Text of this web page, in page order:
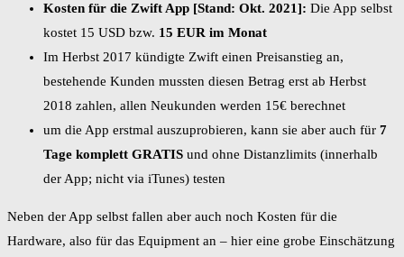
Kosten für die Zwift App [Stand: Okt. 2021]: Die App selbst
kostet 15 USD bzw. 15 EUR im Monat
Im Herbst 2017 kündigte Zwift einen Preisanstieg an,
bestehende Kunden mussten diesen Betrag erst ab Herbst
2018 zahlen, allen Neukunden werden 15€ berechnet
um die App erstmal auszuprobieren, kann sie aber auch für 7
Tage komplett GRATIS und ohne Distanzlimits (innerhalb
der App; nicht via iTunes) testen
Neben der App selbst fallen aber auch noch Kosten für die
Hardware, also für das Equipment an – hier eine grobe Einschätzung